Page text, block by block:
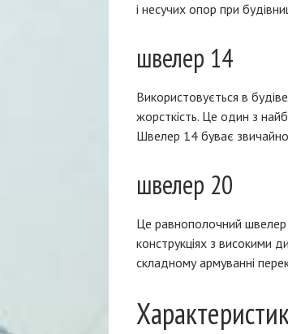
і несучих опор при
швелер 14
Використовується в
жорсткість. Це один з
Швелер 14 буває
швелер 20
Це равнополочний швелер
конструкціях з високими
складному армуванні